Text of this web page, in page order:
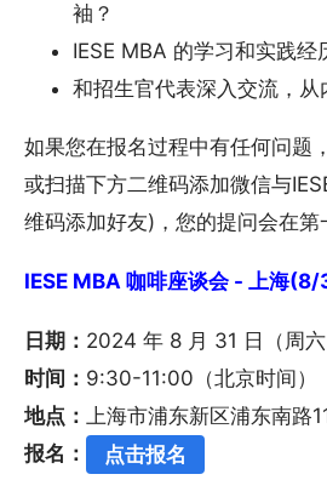
袖？
IESE MBA 的学习和实践
和招生官代表深入交流，
如果您在报名过程中有任何问题
或扫描下方二维码添加微信与
维码添加好友)，您的提问会在第
IESE MBA 咖啡座谈会 - 上海(8/
日期： 2024 年 8 月 31 日（周六
时间： 9:30-11:00（北京时间）
地点： 上海市浦东新区浦东南路
报名：
点击报名